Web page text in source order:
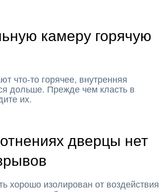
камеру горячую
что-то горячее, внутренняя
дольше. Прежде чем класть в
их.
дверцы нет
хорошо изолирован от воздействия